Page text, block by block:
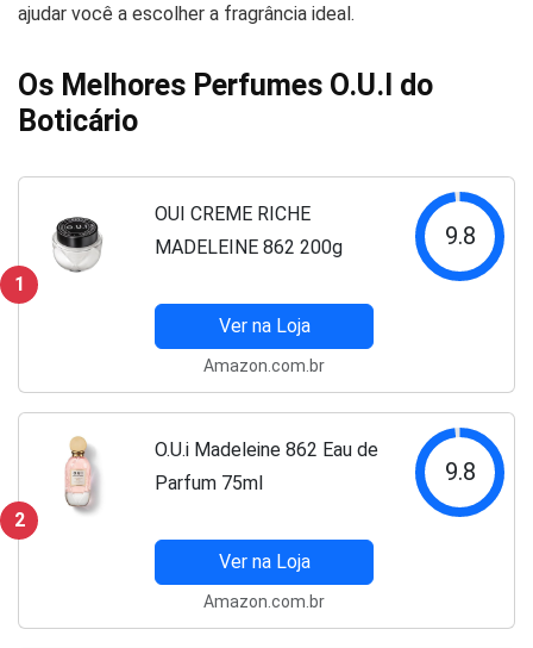
ajudar você a escolher a fragrância ideal.
Os Melhores Perfumes O.U.I do
Boticário
1
OUI CREME RICHE
MADELEINE 862 200g
9.8
Ver na Loja
Amazon.com.br
2
O.U.i Madeleine 862 Eau de
Parfum 75ml
9.8
Ver na Loja
Amazon.com.br